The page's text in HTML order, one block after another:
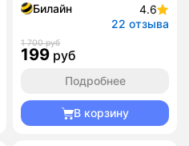
Билайн
4.6
22 отзыва
1 700 руб
199 руб
Подробнее
В корзину